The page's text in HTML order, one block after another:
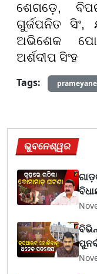
ଶେଗଡ଼େ,
ଗୁର୍ଜପନିତ ସିଂ,
ଅଭିଶେକ
ଅର୍ଶଦୀପ ସିଂହ
Tags:
ଭୁବନେଶ୍ୱର